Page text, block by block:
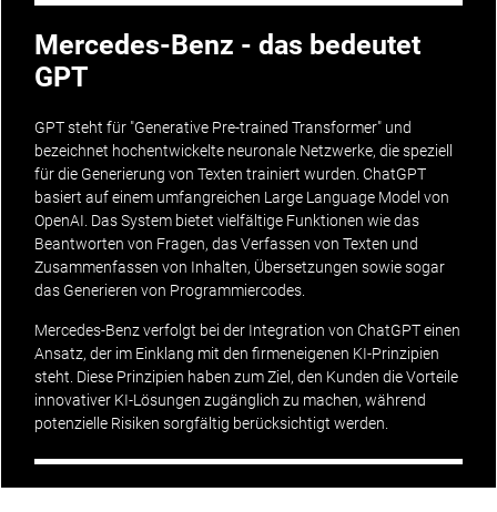
Mercedes-Benz - das bedeutet
GPT
GPT steht für "Generative Pre-trained Transformer" und
bezeichnet hochentwickelte neuronale Netzwerke, die speziell
für die Generierung von Texten trainiert wurden. ChatGPT
basiert auf einem umfangreichen Large Language Model von
OpenAI. Das System bietet vielfältige Funktionen wie das
Beantworten von Fragen, das Verfassen von Texten und
Zusammenfassen von Inhalten, Übersetzungen sowie sogar
das Generieren von Programmiercodes.
Mercedes-Benz verfolgt bei der Integration von ChatGPT einen
Ansatz, der im Einklang mit den firmeneigenen KI-Prinzipien
steht. Diese Prinzipien haben zum Ziel, den Kunden die Vorteile
innovativer KI-Lösungen zugänglich zu machen, während
potenzielle Risiken sorgfältig berücksichtigt werden.